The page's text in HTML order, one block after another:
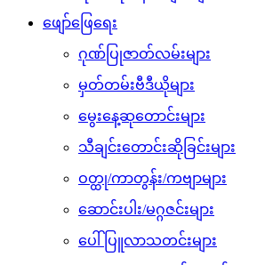
ဖျော်ဖြေရေး
ဂုဏ်ပြုဇာတ်လမ်းများ
မှတ်တမ်းဗီဒီယိုများ
မွေးနေ့ဆုတောင်းများ
သီချင်းတောင်းဆိုခြင်းများ
ဝတ္ထု/ကာတွန်း/ကဗျာများ
ဆောင်းပါး/မဂ္ဂဇင်းများ
ပေါ်ပြူလာသတင်းများ